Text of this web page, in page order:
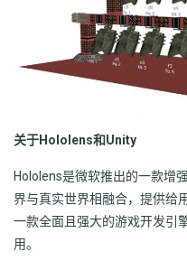
关于Hololens和Unity
Hololens是微软推出的一款增
界与真实世界相融合，提供给
一款全面且强大的游戏开发引
用。